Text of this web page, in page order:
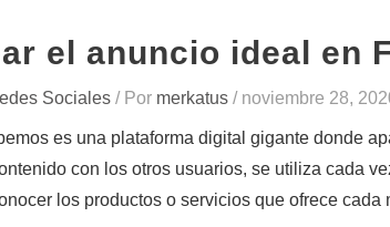
el anuncio ideal en
Sociales / Por merkatus / noviembre 28,
es una plataforma digital gigante donde
con los otros usuarios, se utiliza cada
los productos o servicios que ofrece cada